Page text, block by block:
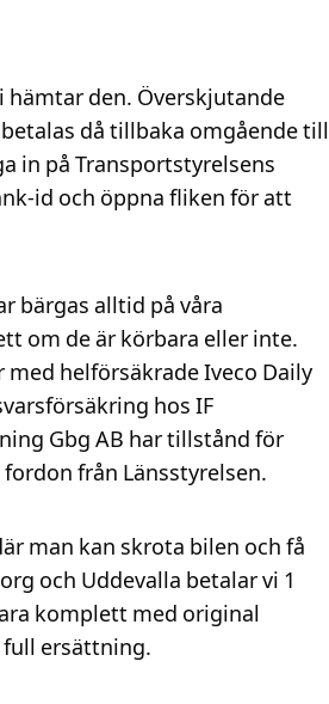
hämtar den. Överskjutande
då tillbaka omgående till
in på Transportstyrelsens
id och öppna fliken för att
bärgas alltid på våra
om de är körbara eller inte.
helförsäkrade Iveco Daily
hos IF
Gbg AB har tillstånd för
från Länsstyrelsen.
man kan skrota bilen och få
och Uddevalla betalar vi 1
komplett med original
ersättning.